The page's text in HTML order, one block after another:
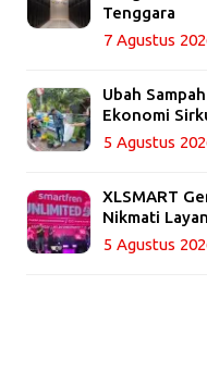
Tenggara
7 Agustus
Ubah
Ekonomi
5 Agustus
XLSMART
Nikmati
5 Agustus